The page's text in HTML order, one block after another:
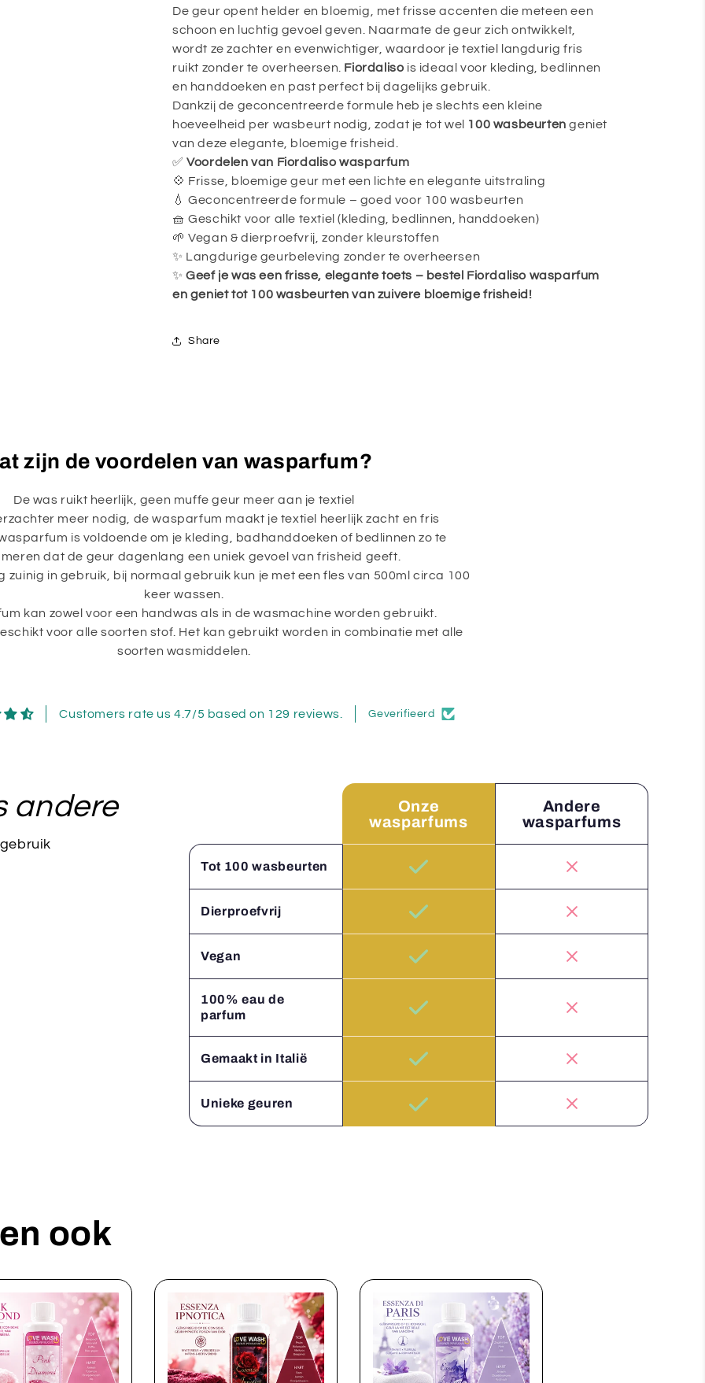
De geur opent helder en bloemig, met frisse accenten die meteen een
schoon en luchtig gevoel geven. Naarmate de geur zich ontwikkelt,
wordt ze zachter en evenwichtiger, waardoor je textiel langdurig fris
ruikt zonder te overheersen. Fiordaliso is ideaal voor kleding, bedlinnen
en handdoeken en past perfect bij dagelijks gebruik.
Dankzij de geconcentreerde formule heb je slechts een kleine
hoeveelheid per wasbeurt nodig, zodat je tot wel 100 wasbeurten geniet
van deze elegante, bloemige frisheid.
✅Voordelen van Fiordaliso wasparfum
💠 Frisse, bloemige geur met een lichte en elegante uitstraling
💧 Geconcentreerde formule – goed voor 100 wasbeurten
🧺 Geschikt voor alle textiel (kleding, bedlinnen, handdoeken)
🌱 Vegan & dierproefvrij, zonder kleurstoffen
✨ Langdurige geurbeleving zonder te overheersen
✨Geef je was een frisse, elegante toets – bestel Fiordaliso wasparfum
en geniet tot 100 wasbeurten van zuivere bloemige frisheid!
Share
zijn de voordelen van wasparfum?
De was ruikt heerlijk, geen muffe geur meer aan je textiel
meer nodig, de wasparfum maakt je textiel heerlijk zacht en fris
is voldoende om je kleding, badhanddoeken of bedlinnen zo te
dat de geur dagenlang een uniek gevoel van frisheid geeft.
zuinig in gebruik, bij normaal gebruik kun je met een fles van 500ml circa 100
keer wassen.
kan zowel voor een handwas als in de wasmachine worden gebruikt.
voor alle soorten stof. Het kan gebruikt worden in combinatie met alle
soorten wasmiddelen.
Customers rate us 4.7/5 based on 129 reviews. Geverifieerd
andere
Onze
wasparfums
Andere
wasparfums
Tot 100 wasbeurten
Dierproefvrij
Vegan
100% eau de
parfum
Gemaakt in Italië
Unieke geuren
ook